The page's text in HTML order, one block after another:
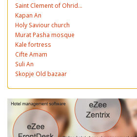
Saint Clement of Ohrid...
Kapan An
Holy Saviour church
Murat Pasha mosque
Kale fortress
Cifte Amam
Suli An
Skopje Old bazaar